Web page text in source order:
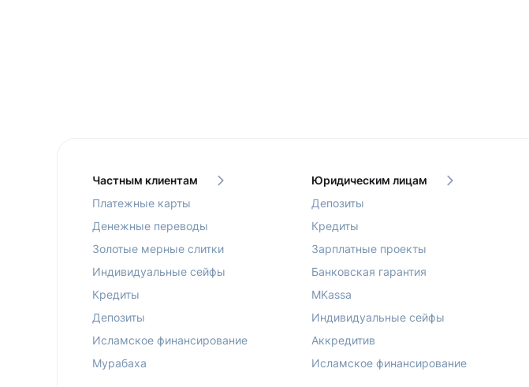
Частным клиентам
Платежные карты
Денежные переводы
Золотые мерные слитки
Индивидуальные сейфы
Кредиты
Депозиты
Исламское финансирование
Мурабаха
Юридическим лицам
Депозиты
Кредиты
Зарплатные проекты
Банковская гарантия
MKassa
Индивидуальные сейфы
Аккредитив
Исламское финансирование